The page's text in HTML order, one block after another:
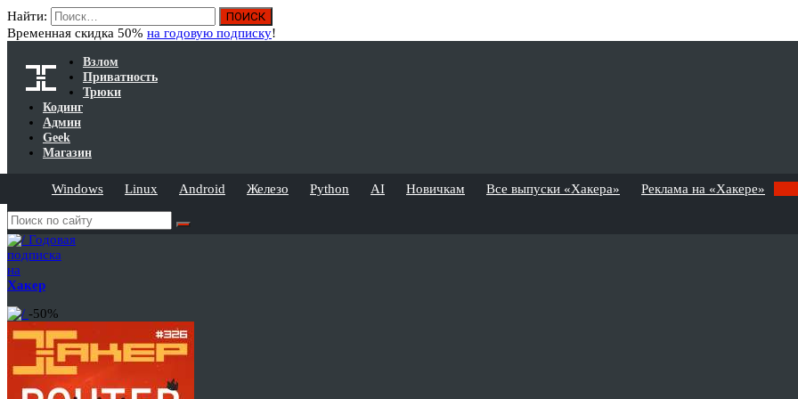
Найти:
Временная скидка 50% на годовую подписку!
Взлом
Приватность
Трюки
Кодинг
Админ
Geek
Магазин
Windows Linux Android Железо Python AI Новичкам Все выпуски «Хакера» Реклама на «Хакере»
Годовая
подписка
на
Хакер
-50%